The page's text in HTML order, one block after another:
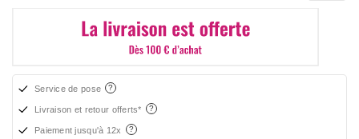
Service de pose
Livraison et retour offerts*
Paiement jusqu'à 12x